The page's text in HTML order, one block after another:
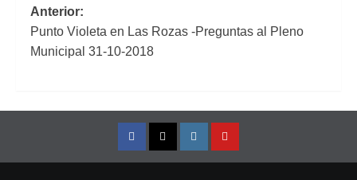
Navegación
de
entradas
Anterior:
Punto Violeta en Las Rozas -Preguntas al Pleno
Municipal 31-10-2018
FacebookTwitterInstagramYouTube